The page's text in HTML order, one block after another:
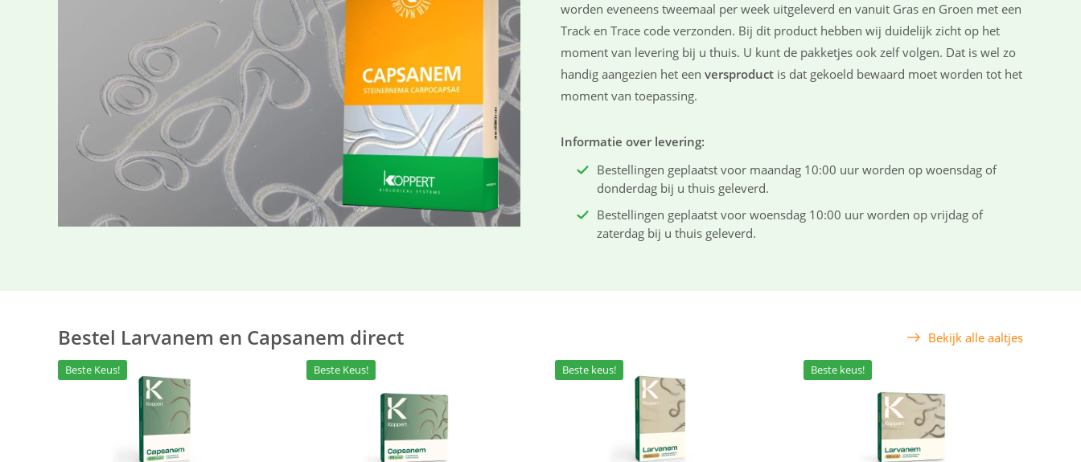
worden eveneens tweemaal per week uitgeleverd en vanuit Gras en Groen met een
Track en Trace code verzonden. Bij dit product hebben wij duidelijk zicht op het
moment van levering bij u thuis. U kunt de pakketjes ook zelf volgen. Dat is wel zo
handig aangezien het een versproduct is dat gekoeld bewaard moet worden tot het
moment van toepassing.
Informatie over levering:
Bestellingen geplaatst voor maandag 10:00 uur worden op woensdag of
donderdag bij u thuis geleverd.
Bestellingen geplaatst voor woensdag 10:00 uur worden op vrijdag of
zaterdag bij u thuis geleverd.
Bestel Larvanem en Capsanem direct Bekijk alle aaltjes
Beste Keus! Beste Keus! Beste keus! Beste keus!